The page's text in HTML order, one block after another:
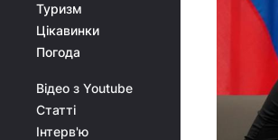
Туризм
Цікавинки
Погода
Відео з Youtube
Статті
Інтерв'ю